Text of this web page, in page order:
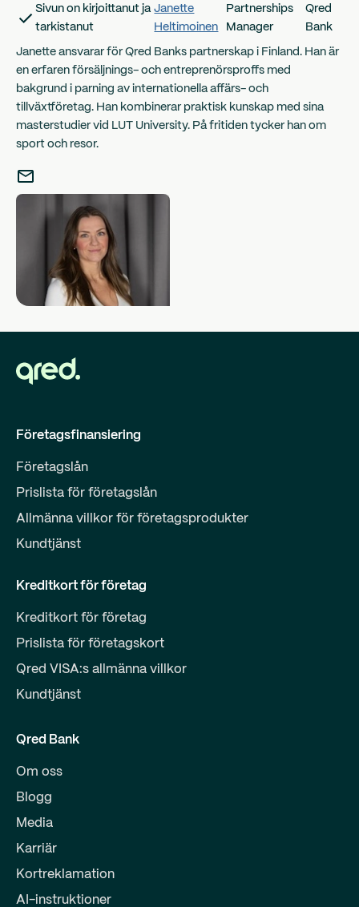
Sivun on kirjoittanut ja
tarkistanut
Janette
Heltimoinen
Partnerships
Manager
Qred
Bank
Janette ansvarar för Qred Banks partnerskap i Finland. Han är
en erfaren försäljnings- och entreprenörsproffs med
bakgrund i parning av internationella affärs- och
tillväxtföretag. Han kombinerar praktisk kunskap med sina
masterstudier vid LUT University. På fritiden tycker han om
sport och resor.
Företagsfinansiering
Företagslån
Prislista för företagslån
Allmänna villkor för företagsprodukter
Kundtjänst
Kreditkort för företag
Kreditkort för företag
Prislista för företagskort
Qred VISA:s allmänna villkor
Kundtjänst
Qred Bank
Om oss
Blogg
Media
Karriär
Kortreklamation
AI-instruktioner